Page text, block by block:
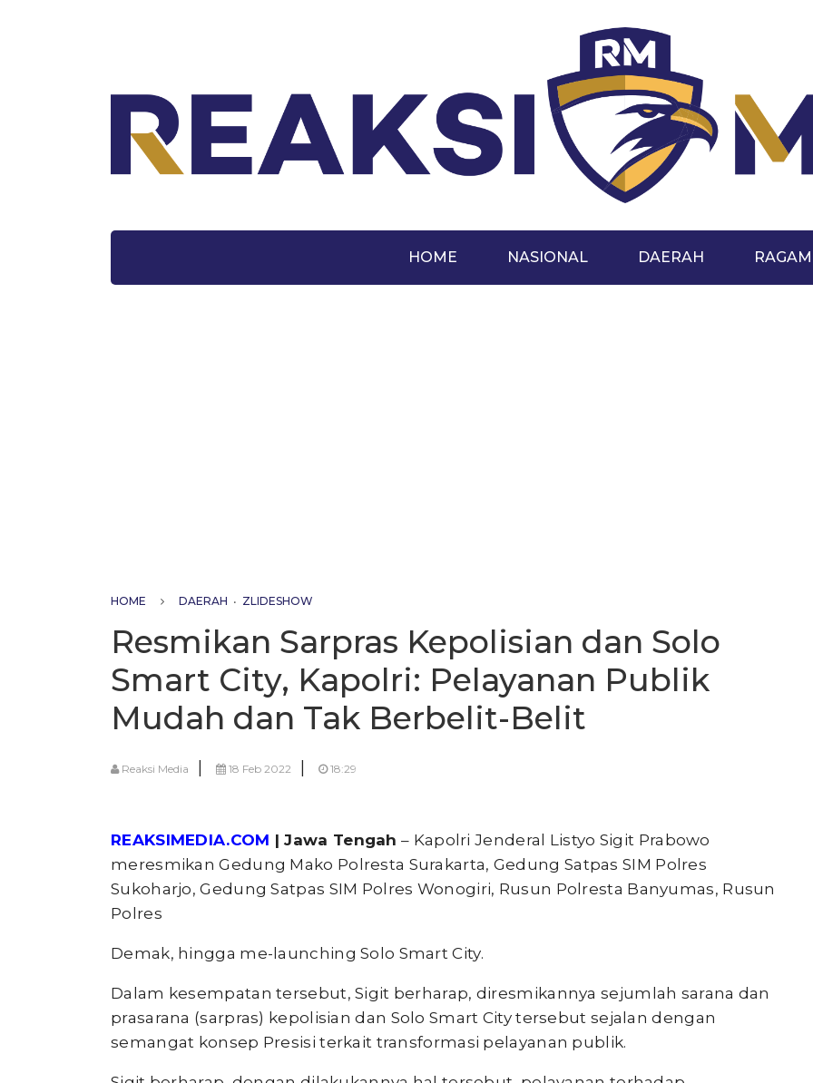
HOME NASIONAL DAERAH RAGAM
HOME DAERAH • ZLIDESHOW
Resmikan Sarpras Kepolisian dan Solo
Smart City, Kapolri: Pelayanan Publik
Mudah dan Tak Berbelit-Belit
Reaksi Media 18 Feb 2022 18:29
REAKSIMEDIA.COM | Jawa Tengah – Kapolri Jenderal Listyo Sigit Prabowo
meresmikan Gedung Mako Polresta Surakarta, Gedung Satpas SIM Polres
Sukoharjo, Gedung Satpas SIM Polres Wonogiri, Rusun Polresta Banyumas, Rusun
Polres
Demak, hingga me-launching Solo Smart City.
Dalam kesempatan tersebut, Sigit berharap, diresmikannya sejumlah sarana dan
prasarana (sarpras) kepolisian dan Solo Smart City tersebut sejalan dengan
semangat konsep Presisi terkait transformasi pelayanan publik.